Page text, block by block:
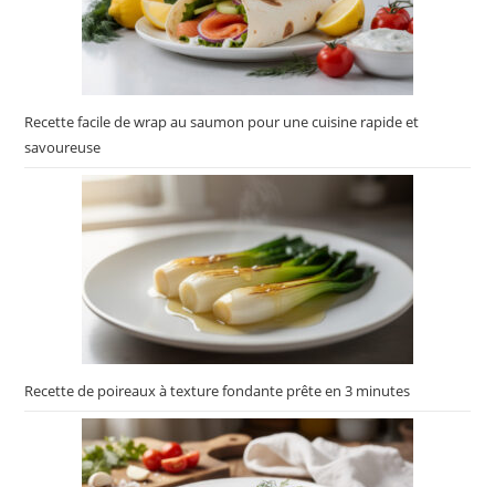
Recette facile de wrap au saumon pour une cuisine rapide et
savoureuse
Recette de poireaux à texture fondante prête en 3 minutes